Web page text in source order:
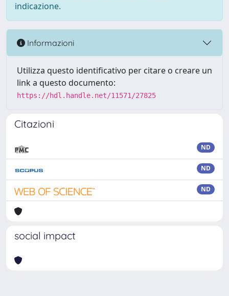
indicazione.
Informazioni
Utilizza questo identificativo per citare o creare un
link a questo documento:
https://hdl.handle.net/11571/27825
Citazioni
ND
ND
ND
social impact